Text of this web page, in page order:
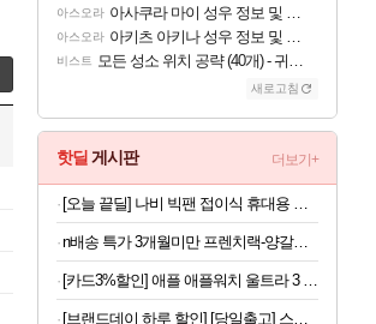
아스오라 아사쿠라 마이 성우 정보 및 주요 필모
아스오라 아키츠 아키나 성우 정보 및 주요 필모
비스트 모든 성소 위치 공략 (40개) - 귀환한 영혼 도전과제
새로고침
핫딜 게시판 더보기+
n배송 특가 3개월미만 프렌치랙-양갈비 양고기 밀키트 캠핑 쉽새끼 목초육 프랜치랙 프렌치렉 [원산지:뉴질랜드]